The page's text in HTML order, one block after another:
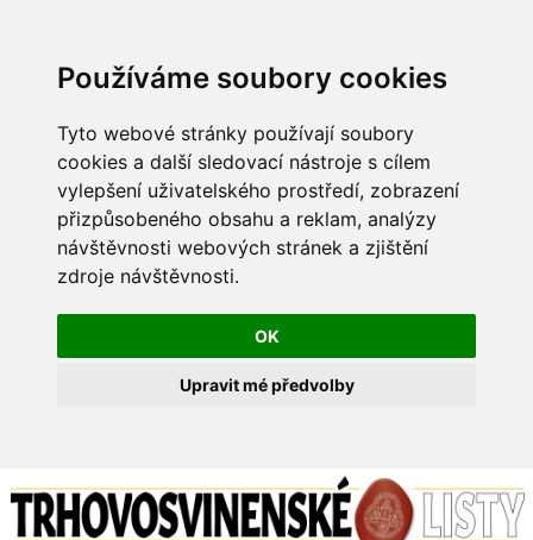
Používáme soubory cookies
Tyto webové stránky používají soubory
cookies a další sledovací nástroje s cílem
vylepšení uživatelského prostředí, zobrazení
přizpůsobeného obsahu a reklam, analýzy
návštěvnosti webových stránek a zjištění
zdroje návštěvnosti.
OK
Upravit mé předvolby